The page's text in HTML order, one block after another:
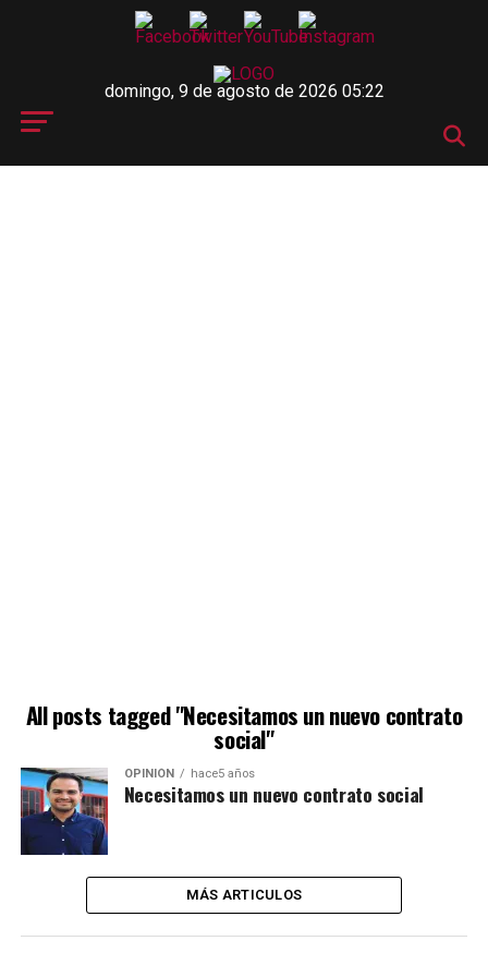
domingo, 9 de agosto de 2026 05:22
All posts tagged "Necesitamos un nuevo contrato
social"
OPINIÓN hace5 años
Necesitamos un nuevo contrato social
MÁS ARTICULOS